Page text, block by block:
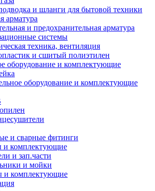
и шланги для бытовой техники
арматура
и предохранительная арматура
системы
техника, вентиляция
и сшитый полиэтилен
оборудование и комплектующие
оборудование и комплектующие
и сварные фитинги
комплектующие
и зап.части
и мойки
и комплектующие